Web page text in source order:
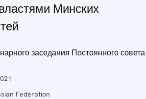
Минских
заседания Постоянного совета
Federation